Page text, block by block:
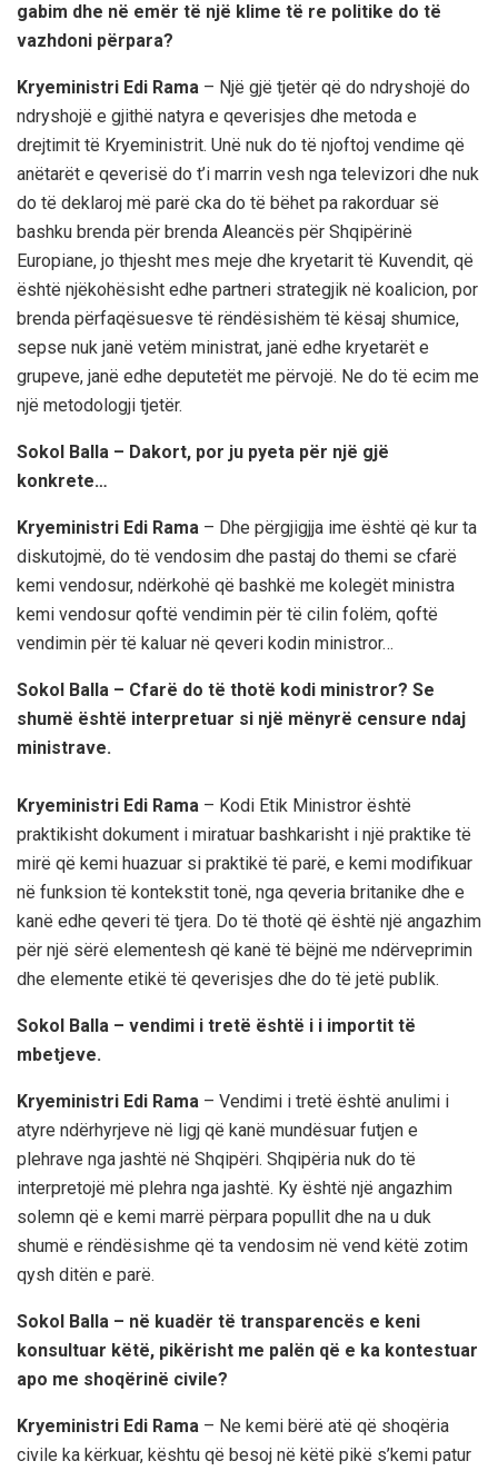
gabim dhe në emër të një klime të re politike do të
vazhdoni përpara?
Kryeministri Edi Rama – Një gjë tjetër që do ndryshojë do
ndryshojë e gjithë natyra e qeverisjes dhe metoda e
drejtimit të Kryeministrit. Unë nuk do të njoftoj vendime që
anëtarët e qeverisë do t’i marrin vesh nga televizori dhe nuk
do të deklaroj më parë cka do të bëhet pa rakorduar së
bashku brenda për brenda Aleancës për Shqipërinë
Europiane, jo thjesht mes meje dhe kryetarit të Kuvendit, që
është njëkohësisht edhe partneri strategjik në koalicion, por
brenda përfaqësuesve të rëndësishëm të kësaj shumice,
sepse nuk janë vetëm ministrat, janë edhe kryetarët e
grupeve, janë edhe deputetët me përvojë. Ne do të ecim me
një metodologji tjetër.
Sokol Balla – Dakort, por ju pyeta për një gjë
konkrete…
Kryeministri Edi Rama – Dhe përgjigjja ime është që kur ta
diskutojmë, do të vendosim dhe pastaj do themi se cfarë
kemi vendosur, ndërkohë që bashkë me kolegët ministra
kemi vendosur qoftë vendimin për të cilin folëm, qoftë
vendimin për të kaluar në qeveri kodin ministror…
Sokol Balla – Cfarë do të thotë kodi ministror? Se
shumë është interpretuar si një mënyrë censure ndaj
ministrave.
Kryeministri Edi Rama – Kodi Etik Ministror është
praktikisht dokument i miratuar bashkarisht i një praktike të
mirë që kemi huazuar si praktikë të parë, e kemi modifikuar
në funksion të kontekstit tonë, nga qeveria britanike dhe e
kanë edhe qeveri të tjera. Do të thotë që është një angazhim
për një sërë elementesh që kanë të bëjnë me ndërveprimin
dhe elemente etikë të qeverisjes dhe do të jetë publik.
Sokol Balla – vendimi i tretë është i i importit të
mbetjeve.
Kryeministri Edi Rama – Vendimi i tretë është anulimi i
atyre ndërhyrjeve në ligj që kanë mundësuar futjen e
plehrave nga jashtë në Shqipëri. Shqipëria nuk do të
interpretojë më plehra nga jashtë. Ky është një angazhim
solemn që e kemi marrë përpara popullit dhe na u duk
shumë e rëndësishme që ta vendosim në vend këtë zotim
qysh ditën e parë.
Sokol Balla – në kuadër të transparencës e keni
konsultuar këtë, pikërisht me palën që e ka kontestuar
apo me shoqërinë civile?
Kryeministri Edi Rama – Ne kemi bërë atë që shoqëria
civile ka kërkuar, kështu që besoj në këtë pikë s’kemi patur